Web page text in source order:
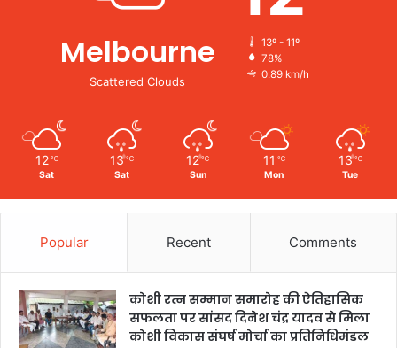
Melbourne
Scattered Clouds
13º - 11º
78%
0.89 km/h
12 ℃
Sat
13 ℃
Sat
12 ℃
Sun
11 ℃
Mon
13 ℃
Tue
Popular Recent Comments
कोशी रत्न सम्मान समारोह की ऐतिहासिक
सफलता पर सांसद दिनेश चंद्र यादव से मिला
कोशी विकास संघर्ष मोर्चा का प्रतिनिधिमंडल